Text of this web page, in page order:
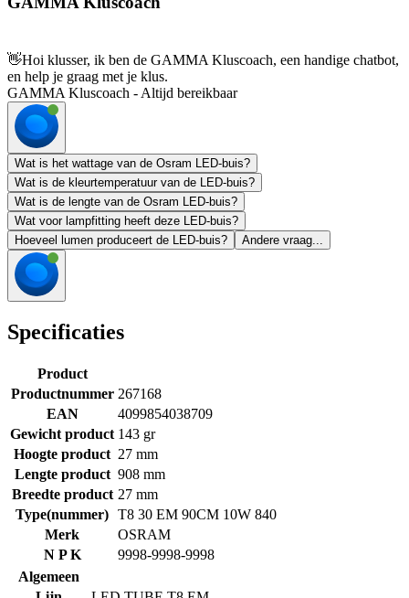
👋Hoi klusser, ik ben de GAMMA Kluscoach, een handige chatbot,
en help je graag met je klus.
GAMMA Kluscoach - Altijd bereikbaar
Wat is het wattage van de Osram LED-buis?
Wat is de kleurtemperatuur van de LED-buis?
Wat is de lengte van de Osram LED-buis?
Wat voor lampfitting heeft deze LED-buis?
Hoeveel lumen produceert de LED-buis?
Andere vraag...
Specificaties
Product
Productnummer 267168
EAN
4099854038709
Gewicht product 143 gr
Hoogte product 27 mm
Lengte product 908 mm
Breedte product 27 mm
Type(nummer) T8 30 EM 90CM 10W 840
Merk
OSRAM
N P K
9998-9998-9998
Algemeen